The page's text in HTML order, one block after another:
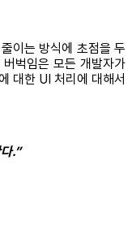
이는 방식에 초점을 두
벅임은 모든 개발자가
대한 UI 처리에 대해서
.”